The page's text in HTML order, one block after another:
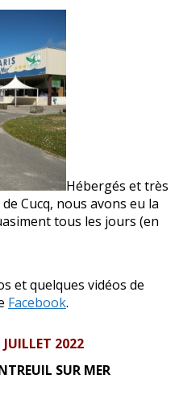
Hébergés et très
Cucq, nous avons eu la
tous les jours (en
et quelques vidéos de
Facebook.
2022
SUR MER